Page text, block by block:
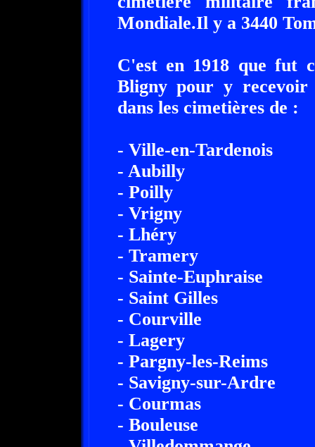
Mondiale.Il y a 3440
C'est en 1918 que fut
Bligny pour y recevoir
dans les cimetières de :
- Ville-en-Tardenois
- Aubilly
- Poilly
- Vrigny
- Lhéry
- Tramery
- Sainte-Euphraise
- Saint Gilles
- Courville
- Lagery
- Pargny-les-Reims
- Savigny-sur-Ardre
- Courmas
- Bouleuse